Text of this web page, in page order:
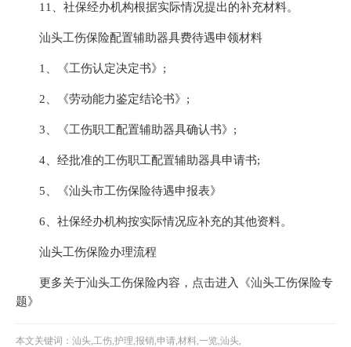
11、社保经办机构根据实际情况提出的补充材料。
汕头工伤保险配置辅助器具费待遇申领材料
1、《工伤认定决定书》;
2、《劳动能力鉴定结论书》;
3、《工伤职工配置辅助器具确认书》;
4、经批准的工伤职工配置辅助器具申请书;
5、《汕头市工伤保险待遇申报表》
6、社保经办机构按实际情况应补充的其他资料。
汕头工伤保险办理流程
更多关于汕头工伤保险内容，点击进入《汕头工伤保险专
题》
本文关键词：汕头,工伤,护理,报销,申请,材料,一览,汕头,